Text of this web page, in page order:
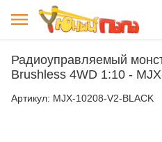
Радиоуправляемый
Brushless 4WD 1:10 -
Артикул: MJX-10208-V2-BLACK